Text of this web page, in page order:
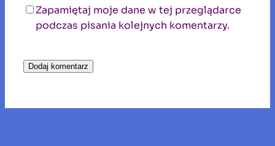
Zapamiętaj moje dane w tej przeglądarce
podczas pisania kolejnych komentarzy.